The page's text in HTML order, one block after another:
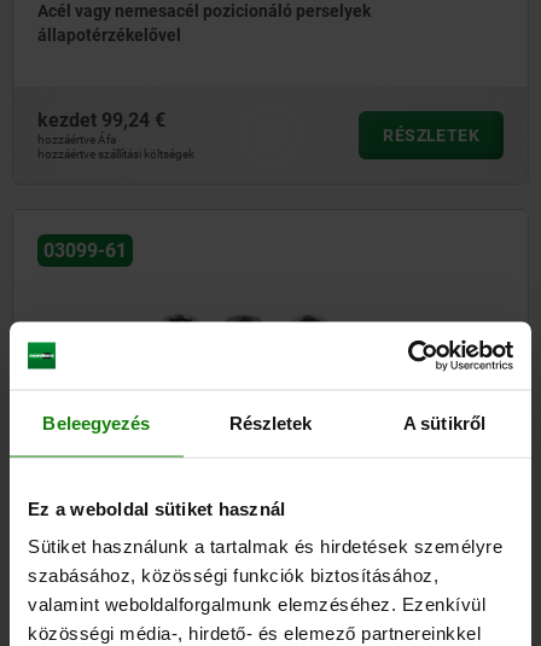
Beleegyezés Részletek A sütikről
Ez a weboldal sütiket használ
Sütiket használunk a tartalmak és hirdetések személyre
szabásához, közösségi funkciók biztosításához,
valamint weboldalforgalmunk elemzéséhez. Ezenkívül
közösségi média-, hirdető- és elemező partnereinkkel
Acél vagy nemesacél pozicionáló perselyek
állapotérzékelővel
kezdet 99,24 €
hozzáértve Áfa
hozzáértve szállítási költségek
RÉSZLETEK
03099-61
Acél vagy nemesacél pozicionáló perselyek
hozzáértve Áfa
hozzáértve szállítási költségek
RÉSZLETEK